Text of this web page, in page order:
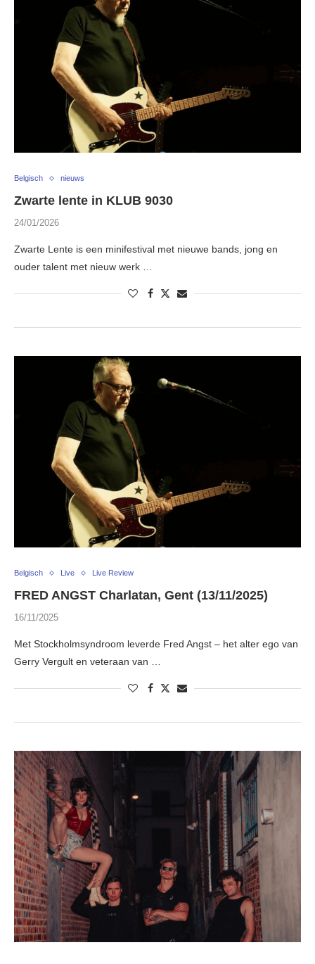
Belgisch nieuws
Zwarte lente in KLUB 9030
24/01/2026
Zwarte Lente is een minifestival met nieuwe bands, jong en
ouder talent met nieuw werk …
Belgisch Live Live Review
FRED ANGST Charlatan, Gent (13/11/2025)
16/11/2025
Met Stockholmsyndroom leverde Fred Angst – het alter ego van
Gerry Vergult en veteraan van …